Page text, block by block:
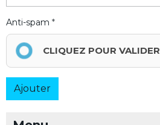
Anti-spam
CLIQUEZ POUR VALIDER
Ajouter